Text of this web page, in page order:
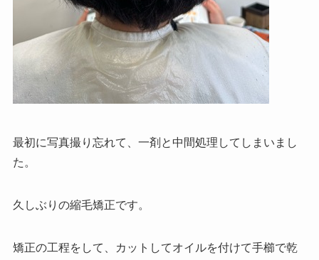
最初に写真撮り忘れて、一剤と中間処理してしまいまし
た。
久しぶりの縮毛矯正です。
矯正の工程をして、カットしてオイルを付けて手櫛で乾